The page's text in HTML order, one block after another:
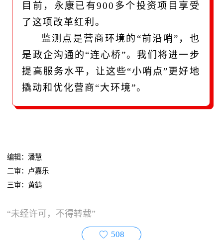
目前，永康已有900多个投资项目享受
了这项改革红利。
监测点是营商环境的“前沿哨”，也
是政企沟通的“连心桥”。我们将进一步
提高服务水平，让这些“小哨点”更好地
撬动和优化营商“大环境”。
编辑：潘慧
二审：卢嘉乐
三审：黄鹤
“未经许可，不得转载”
508